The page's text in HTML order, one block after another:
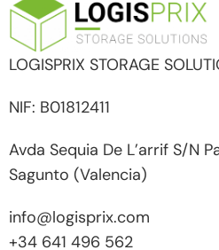
LOGISPRIX STORAGE
NIF: B01812411
Avda Sequia De L’arrif S/N
Sagunto (Valencia)
info@logisprix.com
+34 641 496 562